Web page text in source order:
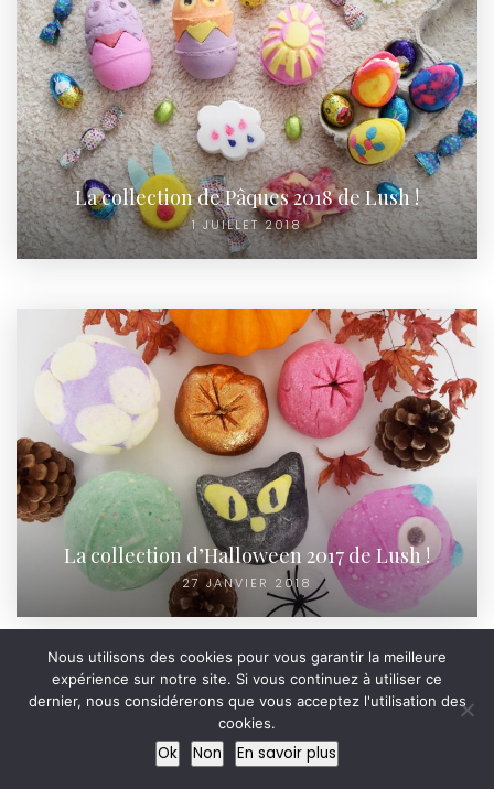
La collection de Pâques 2018 de Lush !
1 JUILLET 2018
La collection d’Halloween 2017 de Lush !
27 JANVIER 2018
Nous utilisons des cookies pour vous garantir la meilleure
expérience sur notre site. Si vous continuez à utiliser ce
dernier, nous considérerons que vous acceptez l'utilisation des
cookies.
Ok Non En savoir plus